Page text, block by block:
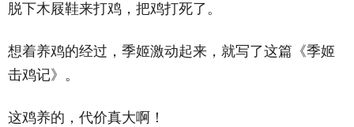
脱下木屐鞋来打鸡，把鸡打死了。
想着养鸡的经过，季姬激动起来，就写了这篇《季姬
击鸡记》。
这鸡养的，代价真大啊！